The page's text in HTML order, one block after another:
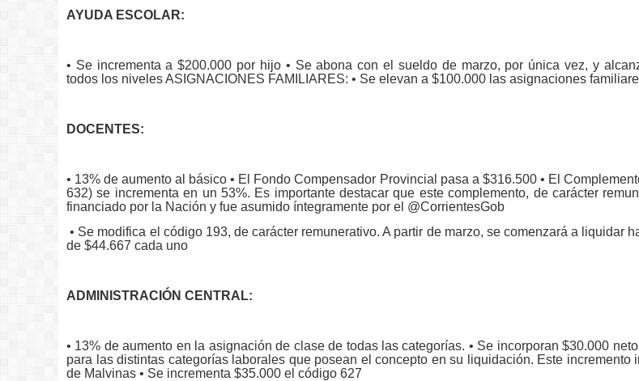
AYUDA ESCOLAR:
• Se incrementa a $200.000 por hijo • Se abona con el sueldo de marzo, por única vez, y
todos los niveles ASIGNACIONES FAMILIARES: • Se elevan a $100.000 las asignaciones
DOCENTES:
• 13% de aumento al básico • El Fondo Compensador Provincial pasa a $316.500 • El
632) se incrementa en un 53%. Es importante destacar que este complemento, de carácter
financiado por la Nación y fue asumido íntegramente por el @CorrientesGob
• Se modifica el código 193, de carácter remunerativo. A partir de marzo, se comenzará a liquidar
de $44.667 cada uno
ADMINISTRACIÓN CENTRAL:
• 13% de aumento en la asignación de clase de todas las categorías. • Se incorporan $30.000
para las distintas categorías laborales que posean el concepto en su liquidación. Este incremento
de Malvinas • Se incrementa $35.000 el código 627